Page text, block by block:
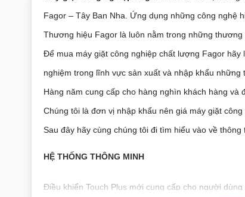
Fagor – Tây Ban Nha. Ứng dụng những công nghệ
Thương hiệu Fagor là luôn nằm trong những thương
Để mua máy giặt công nghiệp chất lượng Fagor
nghiệm trong lĩnh vực sản xuất và nhập khẩu những
Hàng năm cung cấp cho hàng nghìn khách hàng và
Chúng tôi là đơn vị nhập khẩu nên giá máy giặt
Sau đây hãy cùng chúng tôi đi tìm hiểu vào về thông
HỆ THỐNG THÔNG MINH
Điều khiển Touch Plus mới cung cấp cho người